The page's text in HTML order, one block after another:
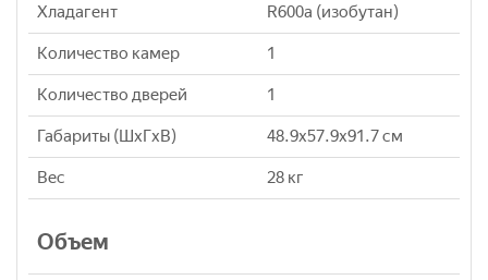
Хладагент R600a (изобутан)
Количество камер 1
Количество дверей 1
Габариты (ШxГxВ) 48.9x57.9x91.7 см
Вес 28 кг
Объем